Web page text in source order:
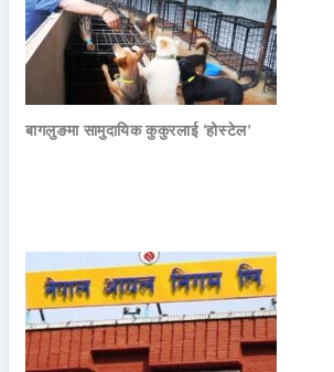
बागलुङमा सामुदायिक कुकुरलाई ‘होस्टेल’